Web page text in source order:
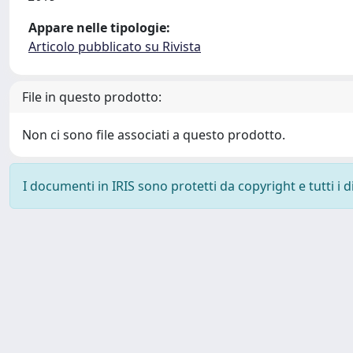
Appare nelle tipologie:
Articolo pubblicato su Rivista
File in questo prodotto:
Non ci sono file associati a questo prodotto.
I documenti in IRIS sono protetti da copyright e tutti i